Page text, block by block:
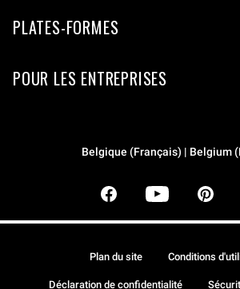
PLATES-FORMES
POUR LES ENTREPRISES
Belgique (Français) | Belgium
Plan du site Conditions
Déclaration de confidentialité